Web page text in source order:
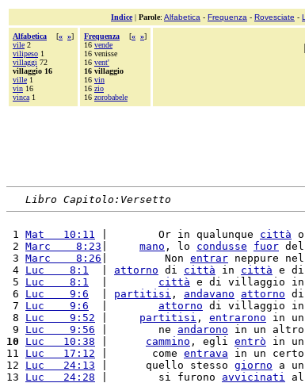
Indice| Parole: Alfabetica - Frequenza - Rovesciate -
Alfabetica [« »]
vile 2
vilipeso 1
villaggi 72
villaggio 16
ville 1
vin 16
vinca 1
Frequenza [« »]
16 vende
16 venisse
16 vent'
16 villaggio
16 vin
16 zio
16 zorobabele
Libro Capitolo:Versetto
1 Mat   10:11 |        Or in qualunque città o
2 Marc    8:23 mano , lo condusse fuor del
3 Marc    8:26 |         Non entrar neppure nel
4 Luc    8:1 attorno di città in città e di
5 Luc    8:1 città e di villaggio in
6 Luc    9:6 partitisi , andavano attorno di
7 Luc    9:6 attorno di villaggio in
8 Luc    9:52 partitisi , entrarono in un
9 Luc    9:56 |        ne andarono in un altro
10
Luc   10:38 cammino , egli entrò in un
11 Luc   17:12 |       come entrava in un certo
12 Luc   24:13 |      quello stesso giorno a un
13 Luc   24:28 |        si furono avvicinati al